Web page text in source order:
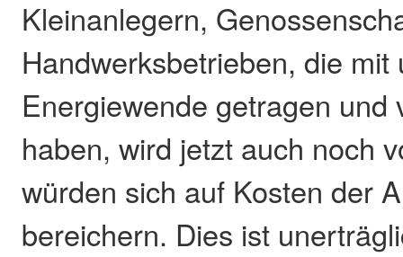
Kleinanlegern,
Handwerksbetrieben, die mit
Energiewende getragen und
haben, wird jetzt auch noch
würden sich auf Kosten der
bereichern. Dies ist